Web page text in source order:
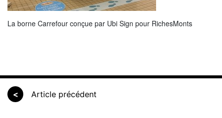
La borne Carrefour conçue par Ubi Sign pour RichesMonts
< Article précédent